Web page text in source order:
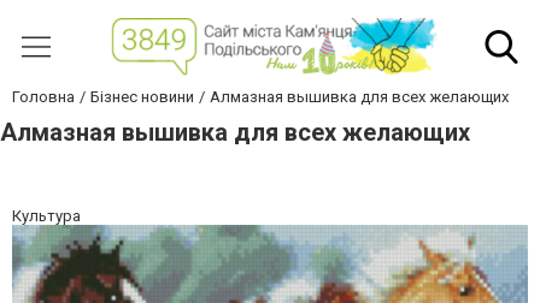
Головна Бізнес новини Алмазная вышивка для всех желающих
Алмазная вышивка для всех желающих
Культура